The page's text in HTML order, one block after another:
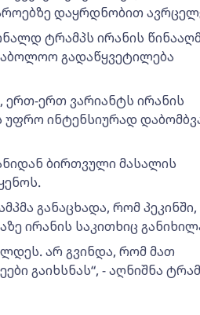
დაყრდნობით
ტრამპს ირანის
გადაწყვეტილება
ერთ-ერთ ვარიანტს ირანის
ინტენსიურად
ბირთვული მასალის
განაცხადა, რომ პეკინში,
ირანის საკითხიც
არ გვინდა, რომ მათ
გაიხსნას“, - აღნიშნა